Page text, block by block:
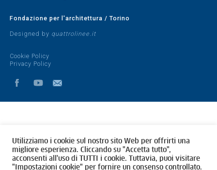
Fondazione per l'architettura / Torino
Designed by quattrolinee.it
Cookie Policy
Privacy Policy
Utilizziamo i cookie sul nostro sito Web per offrirti una
migliore esperienza. Cliccando su "Accetta tutto",
acconsenti all'uso di TUTTI i cookie. Tuttavia, puoi visitare
"Impostazioni cookie" per fornire un consenso controllato.